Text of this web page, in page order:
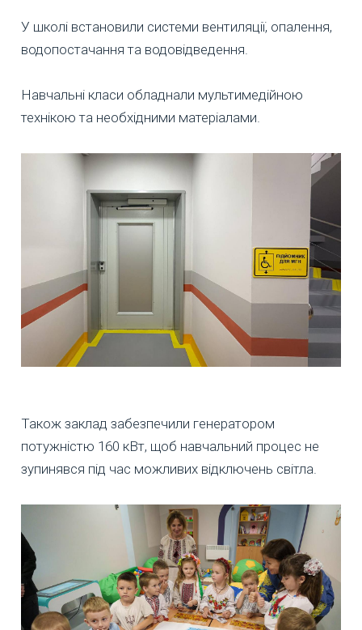
У школі встановили системи вентиляції, опалення,
водопостачання та водовідведення.
Навчальні класи обладнали мультимедійною
технікою та необхідними матеріалами.
Також заклад забезпечили генератором
потужністю 160 кВт, щоб навчальний процес не
зупинявся під час можливих відключень світла.